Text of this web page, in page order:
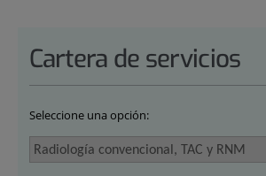
Cartera de servicios
Seleccione una opción: